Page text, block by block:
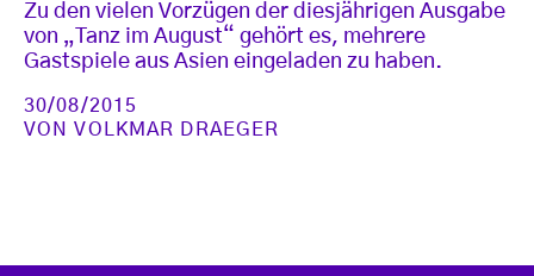
Zu den vielen Vorzügen der diesjährigen Ausgabe
von „Tanz im August“ gehört es, mehrere
Gastspiele aus Asien eingeladen zu haben.
30/08/2015
VONVOLKMAR DRAEGER